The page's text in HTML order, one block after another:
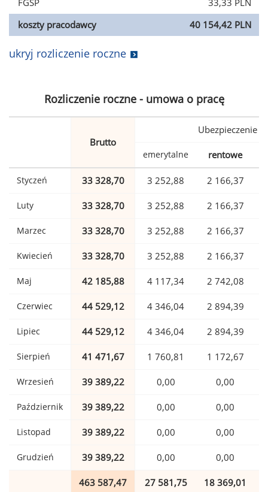
FGŚP
33,33 PLN
koszty pracodawcy
40 154,42 PLN
ukryj rozliczenie roczne
Rozliczenie roczne - umowa o pracę
Brutto
Ubezpieczenie
emerytalne rentowe
Styczeń 33 328,70 3 252,88 2 166,37
Luty 33 328,70 3 252,88 2 166,37
Marzec 33 328,70 3 252,88 2 166,37
Kwiecień 33 328,70 3 252,88 2 166,37
Maj 42 185,88 4 117,34 2 742,08
Czerwiec 44 529,12 4 346,04 2 894,39
Lipiec 44 529,12 4 346,04 2 894,39
Sierpień 41 471,67 1 760,81 1 172,67
Wrzesień 39 389,22 0,00 0,00
Październik 39 389,22 0,00 0,00
Listopad 39 389,22 0,00 0,00
Grudzień 39 389,22 0,00 0,00
463 587,47 27 581,75 18 369,01